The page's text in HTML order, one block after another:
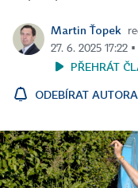
Martin Ťopek
27. 6. 2025 17:22
PŘEHRÁT
ODEBÍRAT AUTORA